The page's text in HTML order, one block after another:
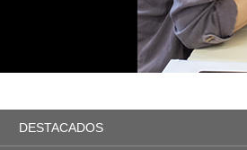
DESTACADOS